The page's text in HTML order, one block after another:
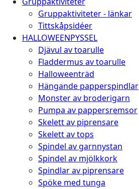
Gruppaktiviteter - länkar
Tittskåpsidéer
HALLOWEENPYSSEL
Djävul av toarulle
Fladdermus av toarulle
Halloweenträd
Hängande papperspindlar
Monster av broderigarn
Pumpa av pappersremsor
Skelett av piprensare
Skelett av tops
Spindel av garnnystan
Spindel av mjölkkork
Spindlar av piprensare
Spöke med tunga